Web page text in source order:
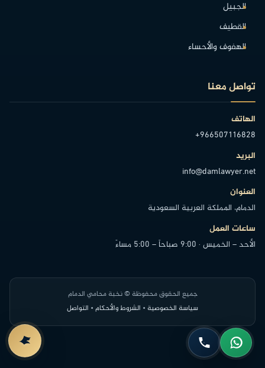
الجبيل
القطيف
الهفوف والأحساء
تواصل معنا
الهاتف
+966507116828
البريد
info@damlawyer.net
العنوان
الدمام، المملكة العربية السعودية
ساعات العمل
الأحد – الخميس · 9:00 صباحاً – 5:00 مساءً
جميع الحقوق محفوظة © نخبة محامي الدمام
سياسة الخصوصية • الشروط والأحكام• التواصل